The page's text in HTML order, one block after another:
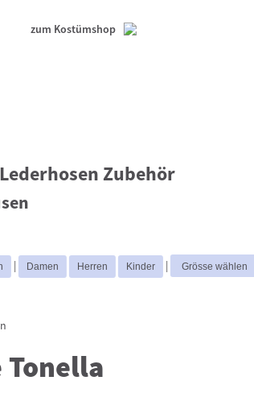
zum Kostümshop
Lederhosen Zubehör
| |